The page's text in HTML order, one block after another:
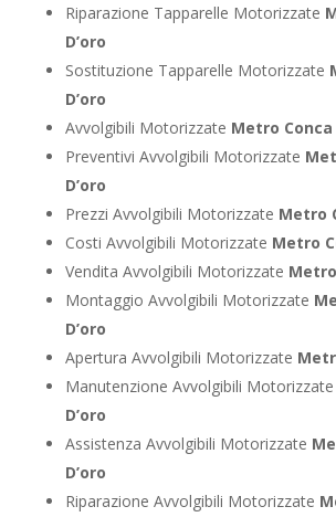
Riparazione Tapparelle Motorizzate
D’oro
Sostituzione Tapparelle Motorizzate
D’oro
Avvolgibili Motorizzate Metro Conca
Preventivi Avvolgibili Motorizzate
D’oro
Prezzi Avvolgibili Motorizzate Metro
Costi Avvolgibili Motorizzate Metro
Vendita Avvolgibili Motorizzate
Montaggio Avvolgibili Motorizzate
D’oro
Apertura Avvolgibili Motorizzate
Manutenzione Avvolgibili Motorizzate
D’oro
Assistenza Avvolgibili Motorizzate
D’oro
Riparazione Avvolgibili Motorizzate